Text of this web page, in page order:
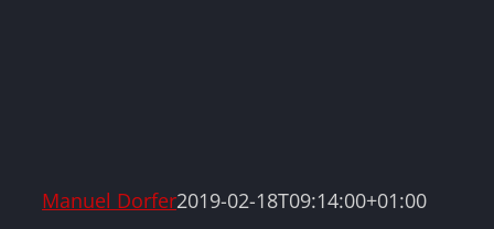
Manuel Dorfer2019-02-18T09:14:00+01:00